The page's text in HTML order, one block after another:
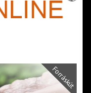
Forráskút